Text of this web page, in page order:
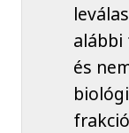
alábbi
és